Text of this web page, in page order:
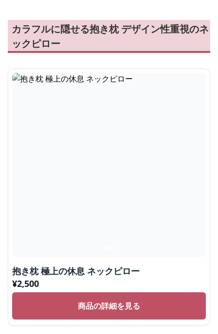
カラフルに隠せる抱き枕 デザイン性重視のネ
ックピロー
抱き枕 極上の休息 ネックピロー
¥2,500
商品の詳細を見る